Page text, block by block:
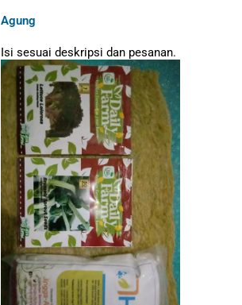
Agung
Isi sesuai deskripsi dan pesanan.